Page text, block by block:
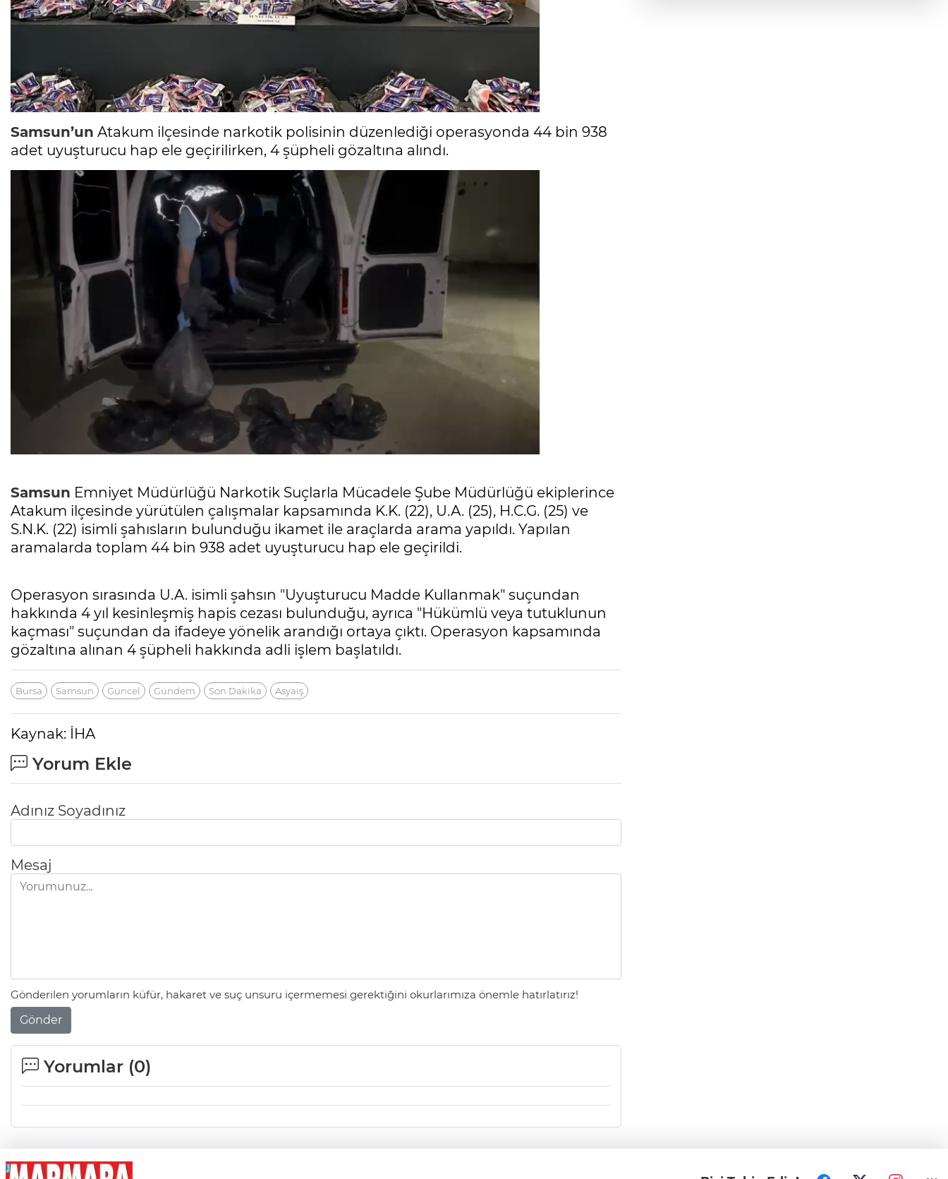
Samsun’un Atakum ilçesinde narkotik polisinin düzenlediği operasyonda 44 bin 938
adet uyuşturucu hap ele geçirilirken, 4 şüpheli gözaltına alındı.
Samsun Emniyet Müdürlüğü Narkotik Suçlarla Mücadele Şube Müdürlüğü ekiplerince
Atakum ilçesinde yürütülen çalışmalar kapsamında K.K. (22), U.A. (25), H.C.G. (25) ve
S.N.K. (22) isimli şahısların bulunduğu ikamet ile araçlarda arama yapıldı. Yapılan
aramalarda toplam 44 bin 938 adet uyuşturucu hap ele geçirildi.
Operasyon sırasında U.A. isimli şahsın "Uyuşturucu Madde Kullanmak" suçundan
hakkında 4 yıl kesinleşmiş hapis cezası bulunduğu, ayrıca "Hükümlü veya tutuklunun
kaçması" suçundan da ifadeye yönelik arandığı ortaya çıktı. Operasyon kapsamında
gözaltına alınan 4 şüpheli hakkında adli işlem başlatıldı.
Bursa Samsun Güncel Gündem Son Dakika Asyaiş
Kaynak: İHA
Yorum Ekle
Adınız Soyadınız
Mesaj
Gönderilen yorumların küfür, hakaret ve suç unsuru içermemesi gerektiğini okurlarımıza önemle hatırlatırız!
Gönder
Yorumlar (0)